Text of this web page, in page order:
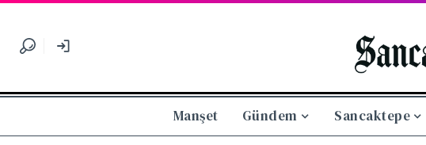
Manşet Gündem Sancaktepe